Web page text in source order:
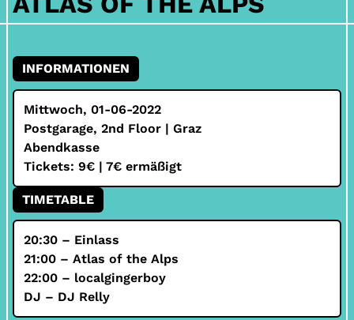
INFORMATIONEN
Mittwoch, 01-06-2022
Postgarage, 2nd Floor | Graz
Abendkasse
Tickets: 9€ | 7€ ermäßigt
TIMETABLE
20:30 – Einlass
21:00 – Atlas of the Alps
22:00 – localgingerboy
DJ – DJ Relly